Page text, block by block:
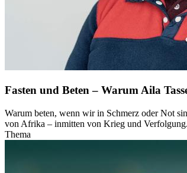
Fasten und Beten – Warum Aila
Warum beten, wenn wir in Schmerz oder Not
von Afrika – inmitten von Krieg und Verfolgung.
Thema